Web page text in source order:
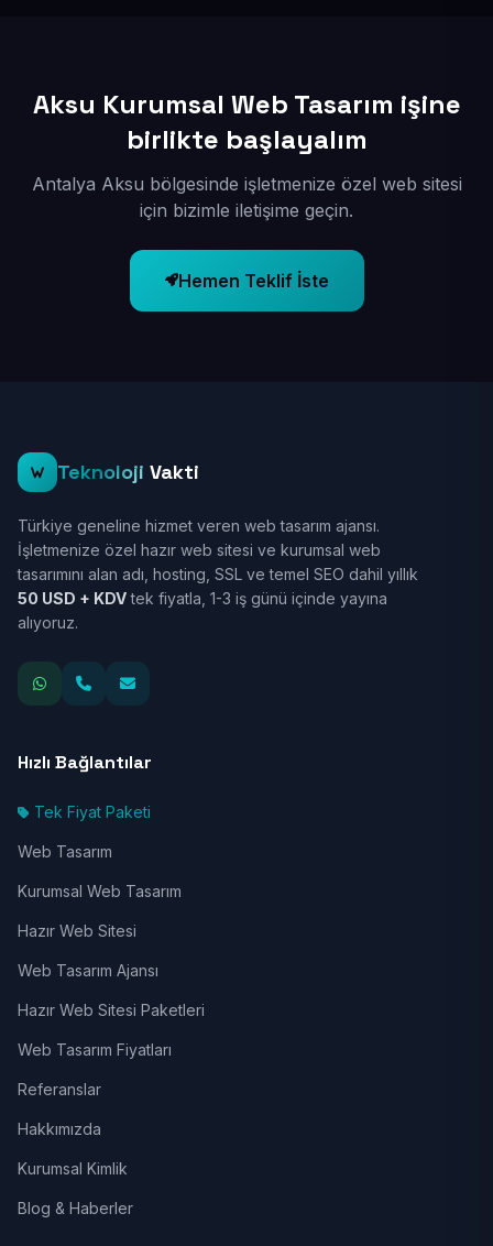
Aksu Kurumsal Web Tasarım işine
birlikte başlayalım
Antalya Aksu bölgesinde işletmenize özel web sitesi
için bizimle iletişime geçin.
Hemen Teklif İste
Teknoloji Vakti
Türkiye geneline hizmet veren web tasarım ajansı.
İşletmenize özel hazır web sitesi ve kurumsal web
tasarımını alan adı, hosting, SSL ve temel SEO dahil yıllık
50 USD + KDVtek fiyatla, 1-3 iş günü içinde yayına
alıyoruz.
Hızlı Bağlantılar
Tek Fiyat Paketi
Web Tasarım
Kurumsal Web Tasarım
Hazır Web Sitesi
Web Tasarım Ajansı
Hazır Web Sitesi Paketleri
Web Tasarım Fiyatları
Referanslar
Hakkımızda
Kurumsal Kimlik
Blog & Haberler